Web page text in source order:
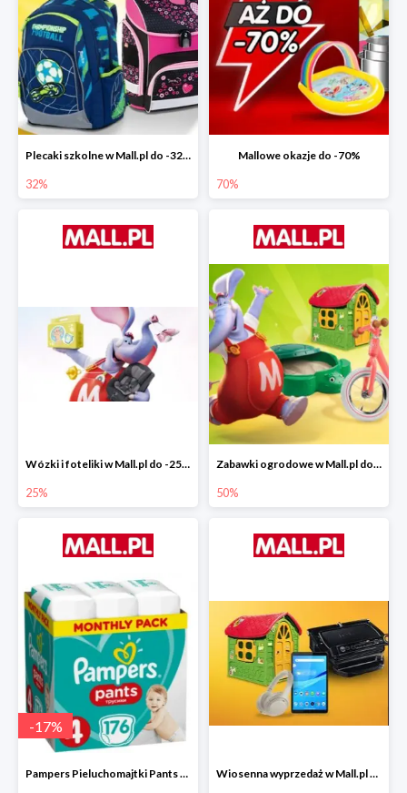
Plecaki szkolne w Mall.pl do -32%
32%
Mallowe okazje do -70%
70%
Wózki i foteliki w Mall.pl do -25%
25%
Zabawki ogrodowe w Mall.pl do -40%
50%
-17%
Pampers Pieluchomajtki Pants 4 (9-15 kg) 176 szt. -16% Wiosenna wyprzedaż w Mall.pl do -80%